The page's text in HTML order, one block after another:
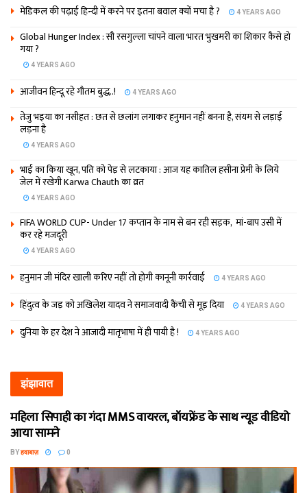
मेडिकल की पढ़ाई हिन्‍दी में करने पर इतना बवाल क्‍यों मचा है ? 4 YEARS AGO
Global Hunger Index : सौ रसगुल्‍ला चांपने वाला भारत भुखमरी का शिकार कैसे हो
गया ?
4 YEARS AGO
आजीवन हिन्दू रहे गौतम बुद्ध..! 4 YEARS AGO
तेजु भइया का नसीहत : छत से छलांग लगाकर हनुमान नहीं बनना है, संयम से लड़ाई
लड़ना है
4 YEARS AGO
भाई का किया खून, पति को पेड़ से लटकाया : आज यह कातिल हसीना प्रेमी के लिये
जेल में रखेगी Karwa Chauth का व्रत
4 YEARS AGO
FIFA WORLD CUP- Under 17 कप्‍तान के नाम से बन रही सड़क, मां-बाप उसी में
कर रहे मजदूरी
4 YEARS AGO
हनुमान जी मंदिर खाली करिए नहीं तो होगी कानूनी कार्रवाई 4 YEARS AGO
हिंदुत्व के जड़ को अखिलेश यादव ने समाजवादी कैंची से मूड़ दिया 4 YEARS AGO
दुनिया के हर देश ने आजादी मातृभाषा में ही पायी है ! 4 YEARS AGO
झंझावात
महिला सिपाही का गंदा MMS वायरल, बॉयफ्रेंड के साथ न्यूड वीडियो
आया सामने
BYहवाबाज़ 0